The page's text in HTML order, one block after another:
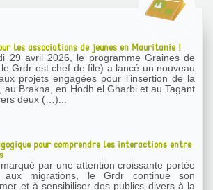
les associations de jeunes en Mauritanie !
29 avril 2026, le programme Graines de
Grdr est chef de file) a lancé un nouveau
projets engagées pour l’insertion de la
au Brakna, en Hodh el Gharbi et au Tagant
deux (…)...
pour comprendre les interactions entre
par une attention croissante portée
migrations, le Grdr continue son
et à sensibiliser des publics divers à la